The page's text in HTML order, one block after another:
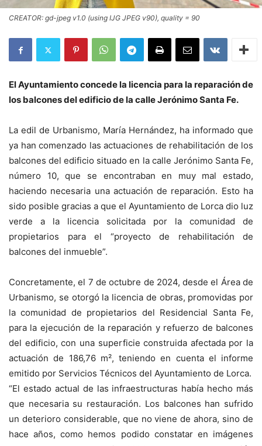
CREATOR: gd-jpeg v1.0 (using IJG JPEG v90), quality = 90
El Ayuntamiento concede la licencia para la reparación de
los balcones del edificio de la calle Jerónimo Santa Fe.
La edil de Urbanismo, María Hernández, ha informado que
ya han comenzado las actuaciones de rehabilitación de los
balcones del edificio situado en la calle Jerónimo Santa Fe,
número 10, que se encontraban en muy mal estado,
haciendo necesaria una actuación de reparación. Esto ha
sido posible gracias a que el Ayuntamiento de Lorca dio luz
verde a la licencia solicitada por la comunidad de
propietarios para el “proyecto de rehabilitación de
balcones del inmueble”.
Concretamente, el 7 de octubre de 2024, desde el Área de
Urbanismo, se otorgó la licencia de obras, promovidas por
la comunidad de propietarios del Residencial Santa Fe,
para la ejecución de la reparación y refuerzo de balcones
del edificio, con una superficie construida afectada por la
actuación de 186,76 m², teniendo en cuenta el informe
emitido por Servicios Técnicos del Ayuntamiento de Lorca.
“El estado actual de las infraestructuras había hecho más
que necesaria su restauración. Los balcones han sufrido
un deterioro considerable, que no viene de ahora, sino de
hace años, como hemos podido constatar en imágenes